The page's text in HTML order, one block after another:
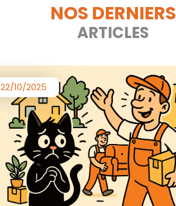
NOS DERNIERS
ARTICLES
22/10/2025